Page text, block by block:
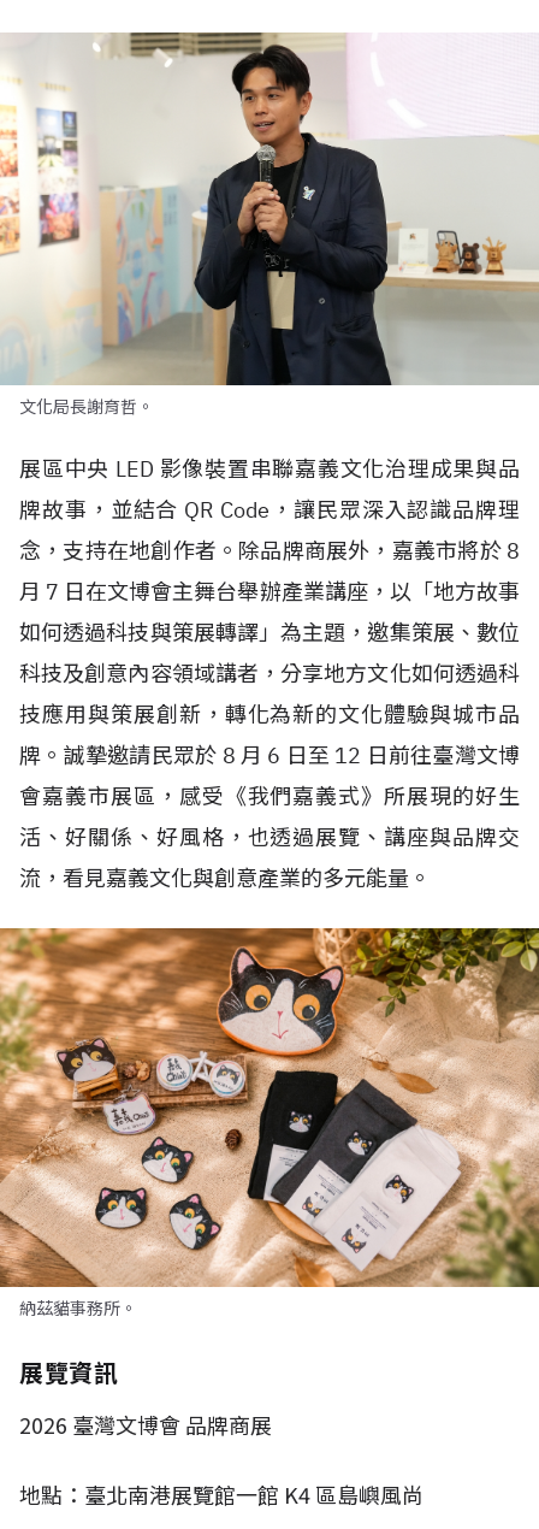
文化局長謝育哲。
展區中央 LED 影像裝置串聯嘉義文化治理成果與品
牌故事，並結合 QR Code ，讓民眾深入認識品牌理
念，支持在地創作者。除品牌商展外，嘉義市將於 8
月 7 日在文博會主舞台舉辦產業講座，以「地方故事
如何透過科技與策展轉譯」為主題，邀集策展、數位
科技及創意內容領域講者，分享地方文化如何透過科
技應用與策展創新，轉化為新的文化體驗與城市品
牌。誠摯邀請民眾於 8 月 6 日至 12 日前往臺灣文博
會嘉義市展區，感受《我們嘉義式》所展現的好生
活、好關係、好風格，也透過展覽、講座與品牌交
流，看見嘉義文化與創意產業的多元能量。
納茲貓事務所。
展覽資訊
2026 臺灣文博會 品牌商展
地點：臺北南港展覽館一館 K4區島嶼風尚